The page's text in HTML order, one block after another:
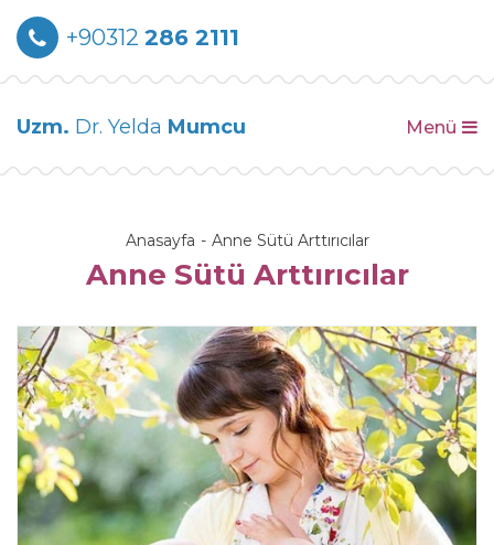
+90312 286 2111
Uzm. Dr. Yelda Mumcu Menü
Anasayfa Anne Sütü Arttırıcılar
Anne Sütü Arttırıcılar